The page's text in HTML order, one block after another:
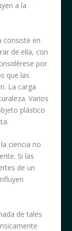
a la
consiste en
de ella, con
por
que las
La carga
Varios
plástico
ciencia no
Si las
de un
de tales